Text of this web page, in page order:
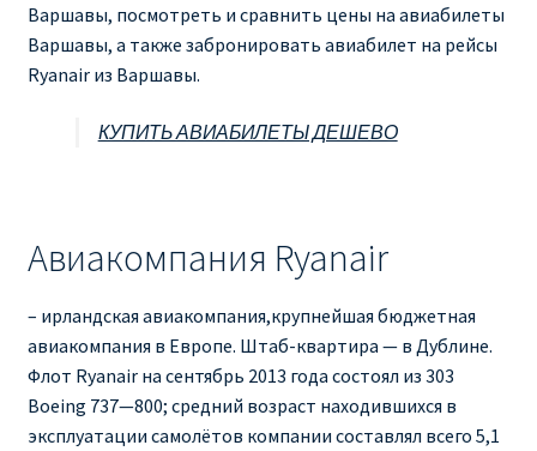
Варшавы, посмотреть и сравнить цены на авиабилеты
Варшавы, а также забронировать авиабилет на рейсы
Ryanair из Варшавы.
КУПИТЬ АВИАБИЛЕТЫ ДЕШЕВО
Авиакомпания Ryanair
– ирландская авиакомпания,крупнейшая бюджетная
авиакомпания в Европе. Штаб-квартира — в Дублине.
Флот Ryanair на сентябрь 2013 года состоял из 303
Boeing 737—800; средний возраст находившихся в
эксплуатации самолётов компании составлял всего 5,1